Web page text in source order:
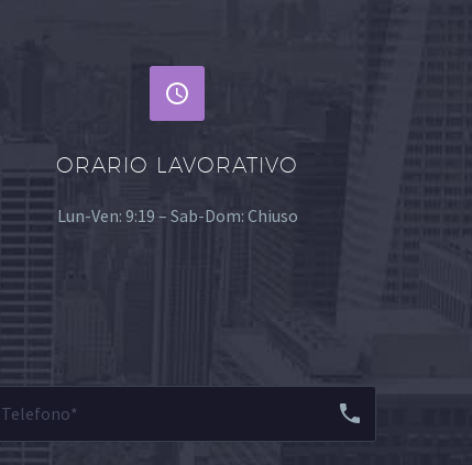


ORARIO LAVORATIVO
Lun-Ven: 9:19 – Sab-Dom: Chiuso